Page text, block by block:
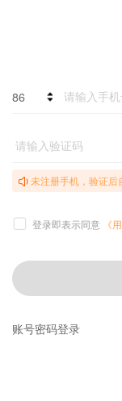
86
未注册手机，验证后
登录即表示同意 《
账号密码登录